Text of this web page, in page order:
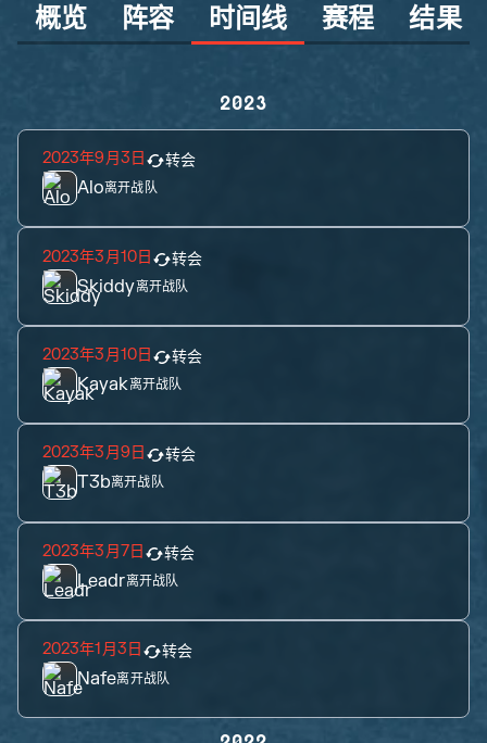
概览 阵容 时间线 赛程 结果
2023
2023年9月3日 转会
Alo离开战队
2023年3月10日 转会
Skiddy离开战队
2023年3月10日 转会
Kayak离开战队
2023年3月9日 转会
T3b离开战队
2023年3月7日 转会
Leadr离开战队
2023年1月3日 转会
Nafe离开战队